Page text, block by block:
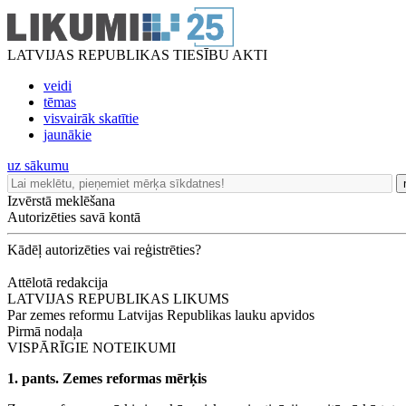
LATVIJAS REPUBLIKAS TIESĪBU AKTI
veidi
tēmas
visvairāk skatītie
jaunākie
uz sākumu
Izvērstā meklēšana
Autorizēties savā kontā
Kādēļ autorizēties vai reģistrēties?
Attēlotā redakcija
LATVIJAS REPUBLIKAS LIKUMS
Par zemes reformu Latvijas Republikas lauku apvidos
Pirmā nodaļa
VISPĀRĪGIE NOTEIKUMI
1. pants. Zemes reformas mērķis